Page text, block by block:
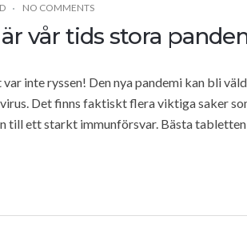
NO COMMENTS
vår tids stora
inte ryssen! Den nya pandemi kan bli
Det finns faktiskt flera viktiga saker
till ett starkt immunförsvar. Bästa